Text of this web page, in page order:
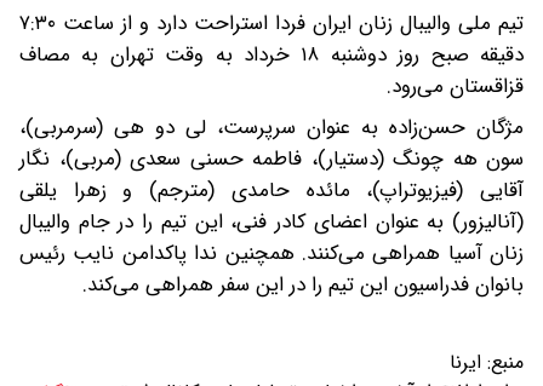
تیم ملی والیبال زنان ایران فردا استراحت دارد و از ساعت ۷:۳۰
دقیقه صبح روز دوشنبه ۱۸ خرداد به وقت تهران به مصاف
قزاقستان می‌رود.
مژگان حسن‌زاده به عنوان سرپرست، لی دو هی (سرمربی)،
سون هه چونگ (دستیار)، فاطمه حسنی سعدی (مربی)، نگار
آقایی (فیزیوتراپ)، مائده حامدی (مترجم) و زهرا یلقی
(آنالیزور) به عنوان اعضای کادر فنی، این تیم را در جام والیبال
زنان آسیا همراهی می‌کنند. همچنین ندا پاکدامن نایب رئیس
بانوان فدراسیون این تیم را در این سفر همراهی می‌کند.
منبع: ایرنا